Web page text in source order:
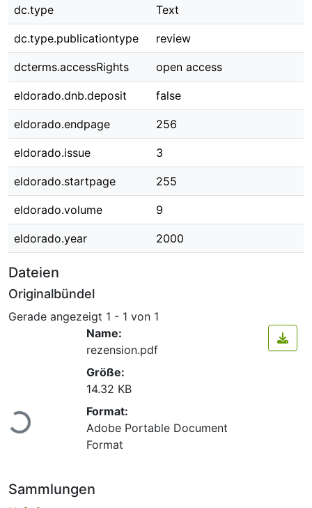
dc.type Text
dc.type.publicationtype review
dcterms.accessRights open access
eldorado.dnb.deposit false
eldorado.endpage 256
eldorado.issue 3
eldorado.startpage 255
eldorado.volume 9
eldorado.year 2000
Dateien
Originalbündel
Gerade angezeigt 1 - 1 von 1
Lade...
Name:
rezension.pdf
Größe:
14.32 KB
Format:
Adobe Portable Document
Format
Sammlungen